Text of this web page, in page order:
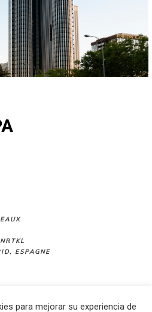
ESPAGNE
para mejorar su experiencia de